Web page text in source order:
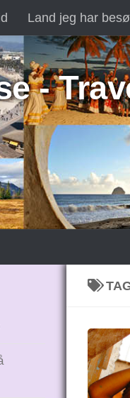
Land jeg har
-